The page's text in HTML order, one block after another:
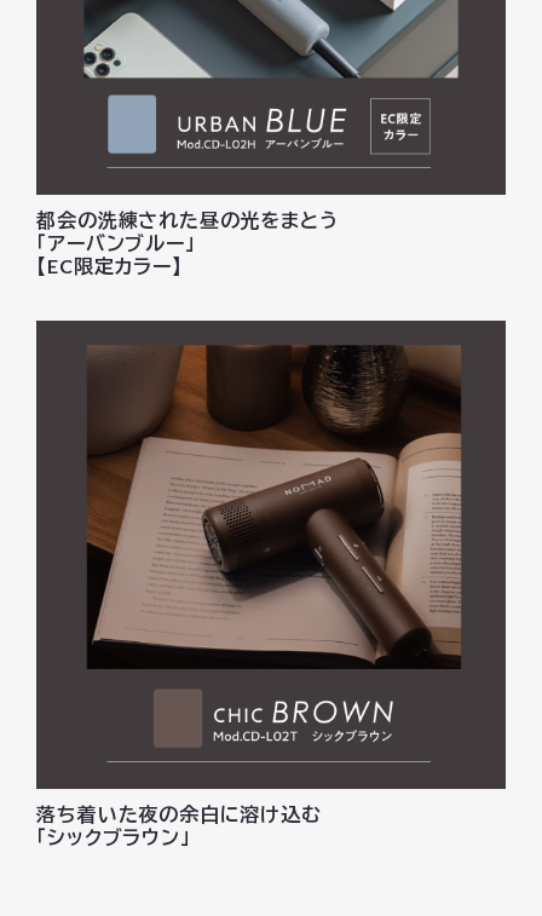
都会の洗練された昼の光をまとう
「アーバンブルー」
【EC限定カラー】
落ち着いた夜の余白に溶け込む
「シックブラウン」